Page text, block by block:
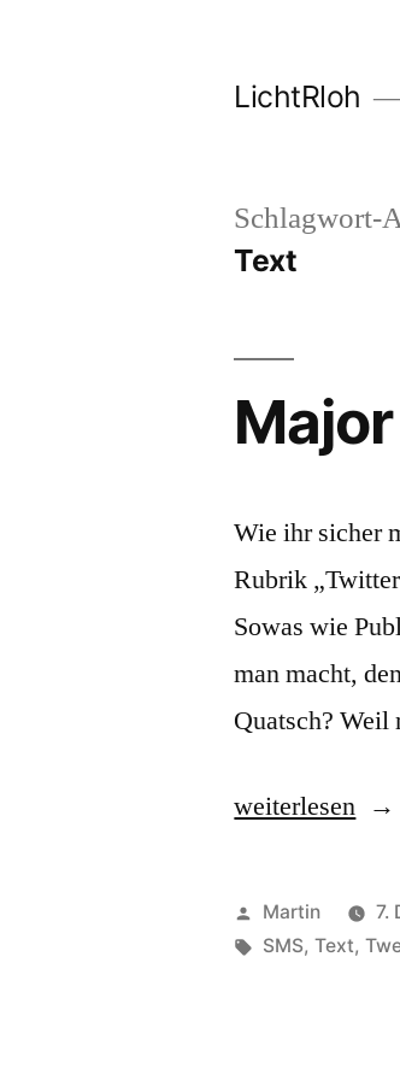
LichtRloh
Schlagwort-
Text
Wie ihr sicher
Rubrik
Sowas wie
man macht,
Quatsch?
„Major
Update“
weiterlesen
Veröffentlicht
von
Martin 7.
Schlagwörter:
SMS,Text,